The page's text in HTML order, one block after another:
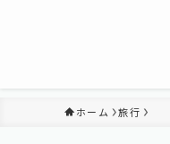
ホーム 旅行